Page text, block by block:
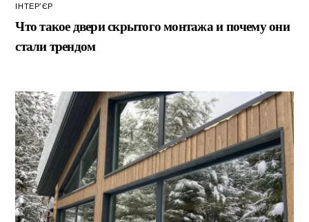
ІНТЕР’ЄР
Что такое двери скрытого монтажа и почему они
стали трендом